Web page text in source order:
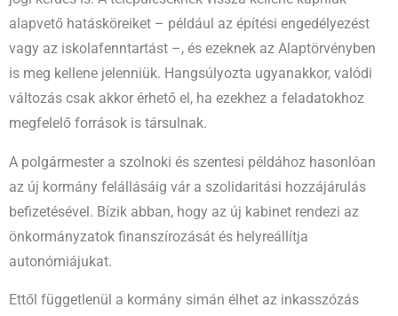
alapvető hatásköreiket – például az építési engedélyezést
vagy az iskolafenntartást –, és ezeknek az Alaptörvényben
is meg kellene jelenniük. Hangsúlyozta ugyanakkor, valódi
változás csak akkor érhető el, ha ezekhez a feladatokhoz
megfelelő források is társulnak.
A polgármester a szolnoki és szentesi példához hasonlóan
az új kormány felállásáig vár a szolidaritási hozzájárulás
befizetésével. Bízik abban, hogy az új kabinet rendezi az
önkormányzatok finanszírozását és helyreállítja
autonómiájukat.
Ettől függetlenül a kormány simán élhet az inkasszózás